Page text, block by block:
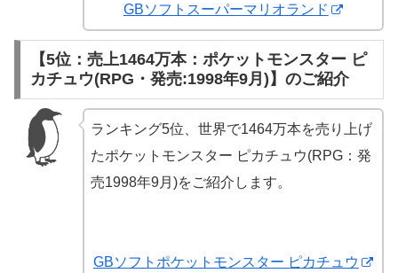
GBソフトスーパーマリオランド
【5位：売上1464万本：ポケットモンスター ピ
カチュウ(RPG・発売:1998年9月)】のご紹介
ランキング5位、世界で1464万本を売り上げ
たポケットモンスター ピカチュウ(RPG：発
売1998年9月)をご紹介します。
GBソフトポケットモンスター ピカチュウ